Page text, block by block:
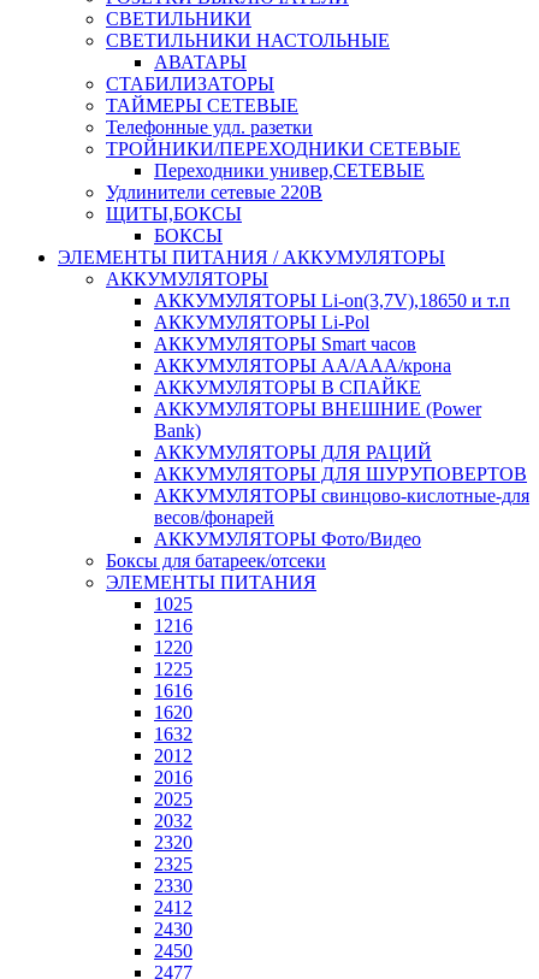
СВЕТИЛЬНИКИ
СВЕТИЛЬНИКИ НАСТОЛЬНЫЕ
АВАТАРЫ
СТАБИЛИЗАТОРЫ
ТАЙМЕРЫ СЕТЕВЫЕ
Телефонные удл. разетки
ТРОЙНИКИ/ПЕРЕХОДНИКИ СЕТЕВЫЕ
Переходники универ,СЕТЕВЫЕ
Удлинители сетевые 220В
ЩИТЫ,БОКСЫ
БОКСЫ
ЭЛЕМЕНТЫ ПИТАНИЯ / АККУМУЛЯТОРЫ
АККУМУЛЯТОРЫ
АККУМУЛЯТОРЫ Li-on(3,7V),18650 и т.п
АККУМУЛЯТОРЫ Li-Pol
АККУМУЛЯТОРЫ Smart часов
АККУМУЛЯТОРЫ АА/ААА/крона
АККУМУЛЯТОРЫ В СПАЙКЕ
АККУМУЛЯТОРЫ ВНЕШНИЕ (Power
Bank)
АККУМУЛЯТОРЫ ДЛЯ РАЦИЙ
АККУМУЛЯТОРЫ ДЛЯ ШУРУПОВЕРТОВ
АККУМУЛЯТОРЫ свинцово-кислотные-для
весов/фонарей
АККУМУЛЯТОРЫ Фото/Видео
Боксы для батареек/отсеки
ЭЛЕМЕНТЫ ПИТАНИЯ
1025
1216
1220
1225
1616
1620
1632
2012
2016
2025
2032
2320
2325
2330
2412
2430
2450
2477